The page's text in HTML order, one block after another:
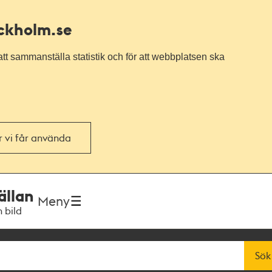
sammanställa statistik och för att webbplatsen ska
vi får använda
bild
Meny
Sök